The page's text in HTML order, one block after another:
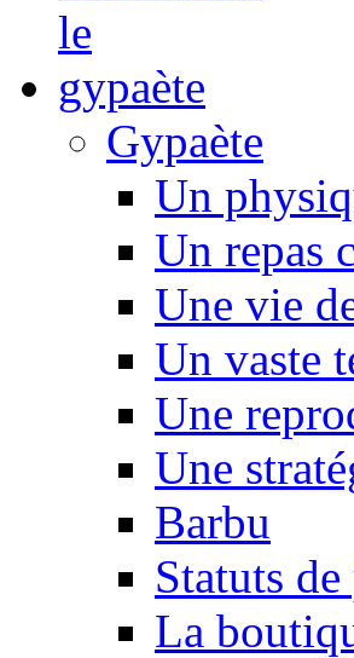
Gypaète
Un
Un repas
Une vie
Un vaste
Une
Une
Barbu
Statuts
La